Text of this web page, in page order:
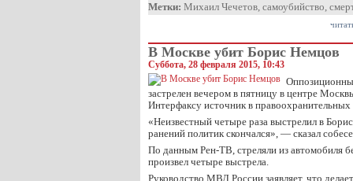
Метки: Михаил Чечетов, самоубийство,
В Москве убит Борис Немцов
Суббота, 28 февраля 2015, 10:43
застрелен вечером в пятницу в центре
Интерфаксу источник в правоохранительных
«Неизвестный четыре раза выстрелил в
ранений политик скончался», — сказал
По данным Рен-ТВ, стреляли из автомобиля
произвел четыре выстрела.
Руководство МВД России заявляет, что